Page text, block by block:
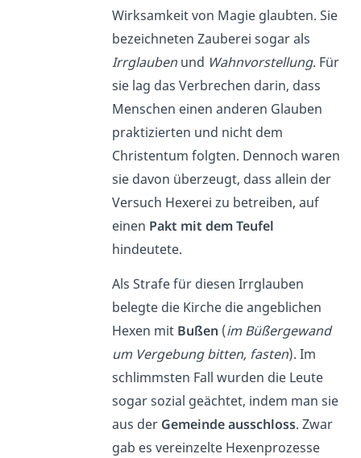
Wirksamkeit von Magie glaubten. Sie
bezeichneten Zauberei sogar als
Irrglaubenund Wahnvorstellung. Für
sie lag das Verbrechen darin, dass
Menschen einen anderen Glauben
praktizierten und nicht dem
Christentum folgten. Dennoch waren
sie davon überzeugt, dass allein der
Versuch Hexerei zu betreiben, auf
einen Pakt mit dem Teufel
hindeutete.
Als Strafe für diesen Irrglauben
belegte die Kirche die angeblichen
Hexen mit Bußen (im Büßergewand
um Vergebung bitten, fasten). Im
schlimmsten Fall wurden die Leute
sogar sozial geächtet, indem man sie
aus der Gemeinde ausschloss. Zwar
gab es vereinzelte Hexenprozesse